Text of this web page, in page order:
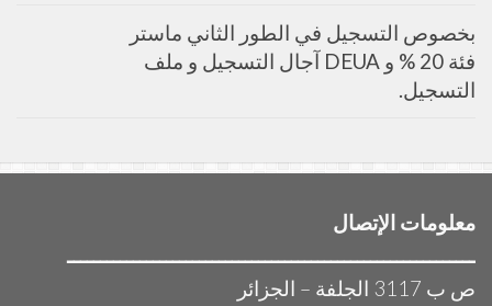
بخصوص التسجيل في الطور الثاني ماستر
فئة 20 % و DEUA آجال التسجيل و ملف
التسجيل.
معلومات الإتصال
ــــــــــــــــــــــــــــــــــــــــــــــــــــــــــــــ
ص ب 3117 الجلفة – الجزائر